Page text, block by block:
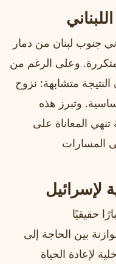
جنوب لبنان من دمار
وعلى الرغم من
متشابهة: نزوح
وتبرز هذه
المعاناة على
المسارات
لإسرائيل
حقيقيًا
بين الحاجة إلى
لإعادة الحياة